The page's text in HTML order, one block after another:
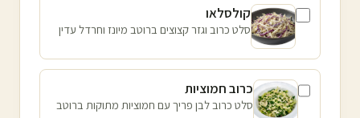
קולסלאו
סלט כרוב וגזר קצוצים ברוטב מיונז וחרדל עדין
כרוב חמוציות
סלט כרוב לבן פריך עם חמוציות מתוקות ברוטב